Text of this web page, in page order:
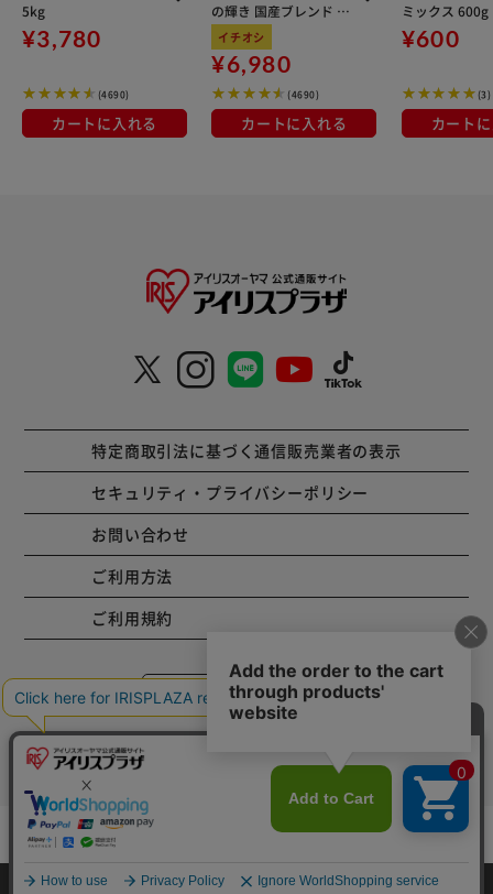
5kg
¥3,780
(4690)
カートに入れる
の輝き 国産ブレンド 5
kg×3袋
イチオシ
¥6,980
(4690)
カートに入れる
ミックス 600g
¥600
(3)
カート
特定商取引法に基づく通信販売業者の表示
セキュリティ・プライバシーポリシー
お問い合わせ
ご利用方法
ご利用規約
コーポレートサイト
Copyright © 2001 IRISPLAZA. ALL Rights Reserved.